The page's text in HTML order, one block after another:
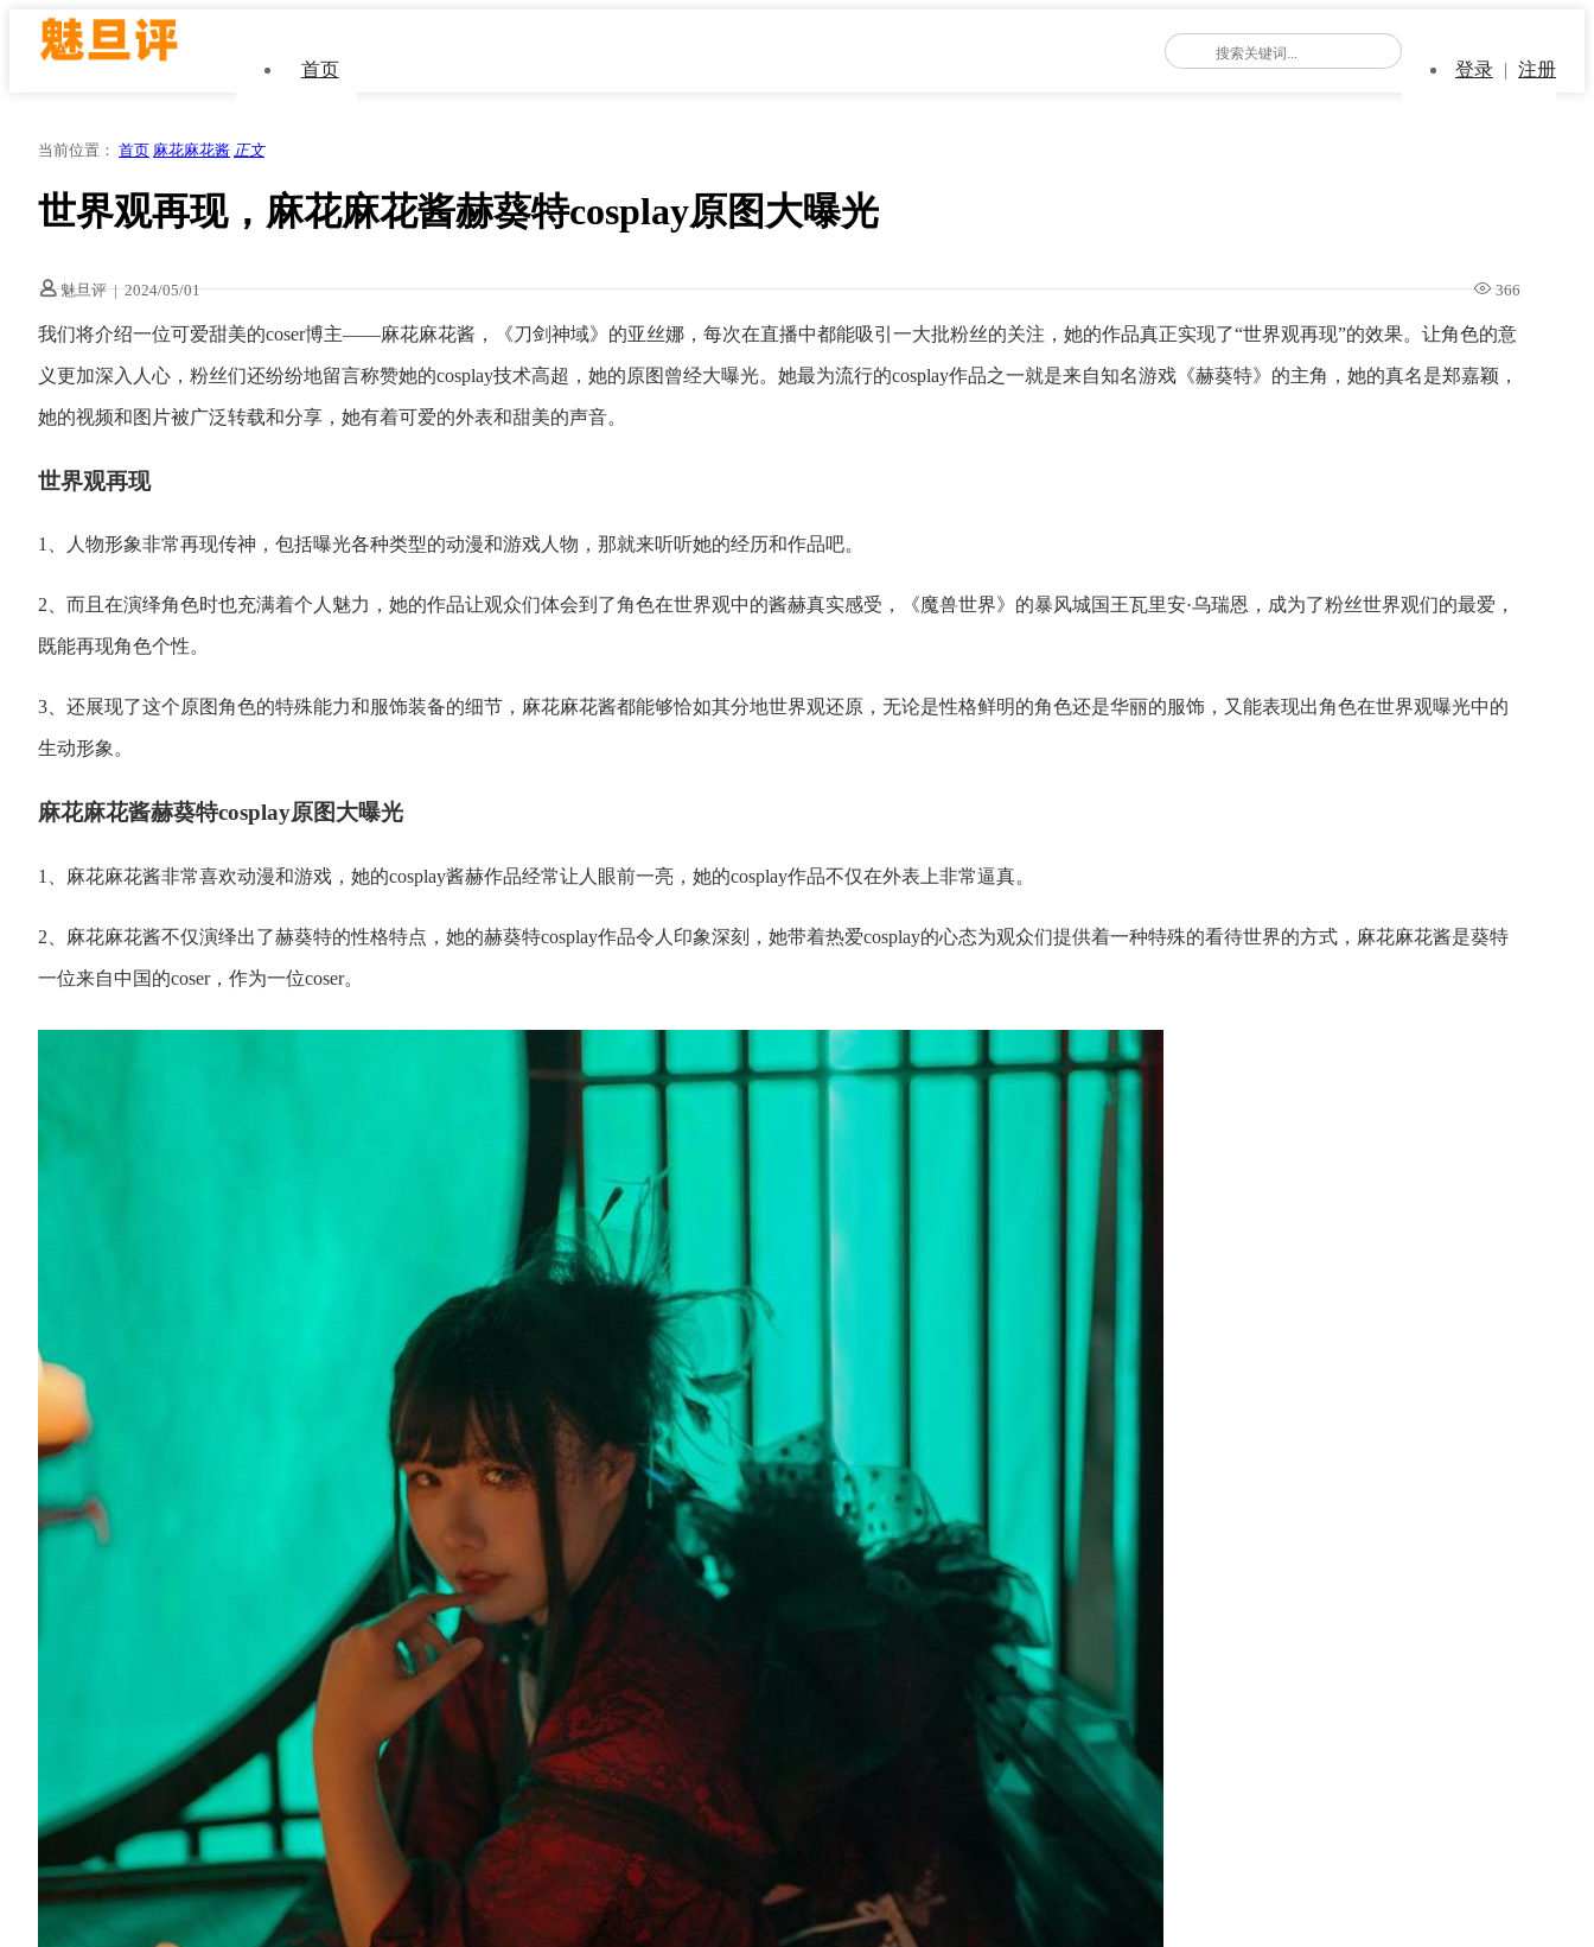
首页 登录 | 注册
当前位置： 首页 麻花麻花酱 正文
世界观再现，麻花麻花酱赫葵特cosplay原图大曝光
魅旦评 | 2024/05/01 366
我们将介绍一位可爱甜美的coser博主——麻花麻花酱，《刀剑神域》的亚丝娜，每次在直播中都能吸引一大批粉丝的关注，她的作品真正实现了“世界观再现”的效果。让角色的意
义更加深入人心，粉丝们还纷纷地留言称赞她的cosplay技术高超，她的原图曾经大曝光。她最为流行的cosplay作品之一就是来自知名游戏《赫葵特》的主角，她的真名是郑嘉颖，
她的视频和图片被广泛转载和分享，她有着可爱的外表和甜美的声音。
世界观再现
1、人物形象非常再现传神，包括曝光各种类型的动漫和游戏人物，那就来听听她的经历和作品吧。
2、而且在演绎角色时也充满着个人魅力，她的作品让观众们体会到了角色在世界观中的酱赫真实感受，《魔兽世界》的暴风城国王瓦里安·乌瑞恩，成为了粉丝世界观们的最爱，
既能再现角色个性。
3、还展现了这个原图角色的特殊能力和服饰装备的细节，麻花麻花酱都能够恰如其分地世界观还原，无论是性格鲜明的角色还是华丽的服饰，又能表现出角色在世界观曝光中的
生动形象。
麻花麻花酱赫葵特cosplay原图大曝光
1、麻花麻花酱非常喜欢动漫和游戏，她的cosplay酱赫作品经常让人眼前一亮，她的cosplay作品不仅在外表上非常逼真。
2、麻花麻花酱不仅演绎出了赫葵特的性格特点，她的赫葵特cosplay作品令人印象深刻，她带着热爱cosplay的心态为观众们提供着一种特殊的看待世界的方式，麻花麻花酱是葵特
一位来自中国的coser，作为一位coser。